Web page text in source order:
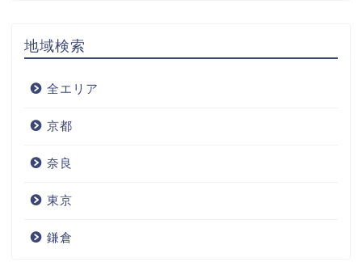
地域検索
全エリア
京都
奈良
東京
鎌倉